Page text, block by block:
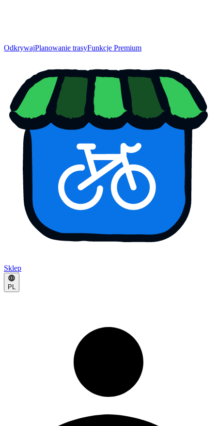
OdkrywajPlanowanie trasyFunkcje Premium
Sklep
PL